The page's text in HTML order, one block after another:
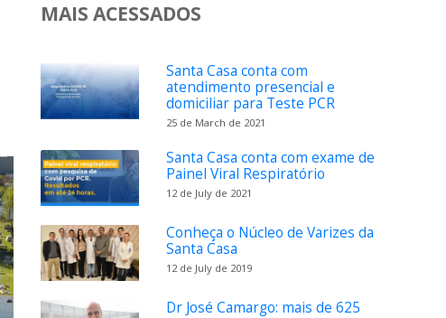
MAIS ACESSADOS
Santa Casa conta com
atendimento presencial e
domiciliar para Teste PCR
25 de March de 2021
Santa Casa conta com exame de
Painel Viral Respiratório
12 de July de 2021
Conheça o Núcleo de Varizes da
Santa Casa
12 de July de 2019
Dr José Camargo: mais de 625